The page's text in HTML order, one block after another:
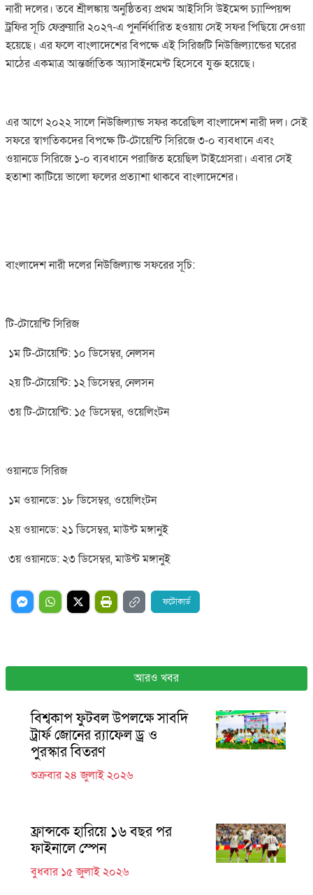
নারী দলের। তবে শ্রীলঙ্কায় অনুষ্ঠিতব্য প্রথম আইসিসি উইমেন্স চ্যাম্পিয়ন্স
ট্রফির সূচি ফেব্রুয়ারি ২০২৭-এ পুনর্নির্ধারিত হওয়ায় সেই সফর পিছিয়ে দেওয়া
হয়েছে। এর ফলে বাংলাদেশের বিপক্ষে এই সিরিজটি নিউজিল্যান্ডের ঘরের
মাঠের একমাত্র আন্তর্জাতিক অ্যাসাইনমেন্ট হিসেবে যুক্ত হয়েছে।
এর আগে ২০২২ সালে নিউজিল্যান্ড সফর করেছিল বাংলাদেশ নারী দল। সেই
সফরে স্বাগতিকদের বিপক্ষে টি-টোয়েন্টি সিরিজে ৩-০ ব্যবধানে এবং
ওয়ানডে সিরিজে ১-০ ব্যবধানে পরাজিত হয়েছিল টাইগ্রেসরা। এবার সেই
হতাশা কাটিয়ে ভালো ফলের প্রত্যাশা থাকবে বাংলাদেশের।
বাংলাদেশ নারী দলের নিউজিল্যান্ড সফরের সূচি:
টি-টোয়েন্টি সিরিজ
১ম টি-টোয়েন্টি: ১০ ডিসেম্বর, নেলসন
২য় টি-টোয়েন্টি: ১২ ডিসেম্বর, নেলসন
৩য় টি-টোয়েন্টি: ১৫ ডিসেম্বর, ওয়েলিংটন
ওয়ানডে সিরিজ
১ম ওয়ানডে: ১৮ ডিসেম্বর, ওয়েলিংটন
২য় ওয়ানডে: ২১ ডিসেম্বর, মাউন্ট মঙ্গানুই
৩য় ওয়ানডে: ২৩ ডিসেম্বর, মাউন্ট মঙ্গানুই
ফটোকার্ড
আরও খবর
বিশ্বকাপ ফুটবল উপলক্ষে সাবদি
ট্রার্ফ জোনের র‍্যাফেল ড্র ও
পুরস্কার বিতরণ
শুক্রবার ২৪ জুলাই ২০২৬
ফ্রান্সকে হারিয়ে ১৬ বছর পর
ফাইনালে স্পেন
বুধবার ১৫ জুলাই ২০২৬